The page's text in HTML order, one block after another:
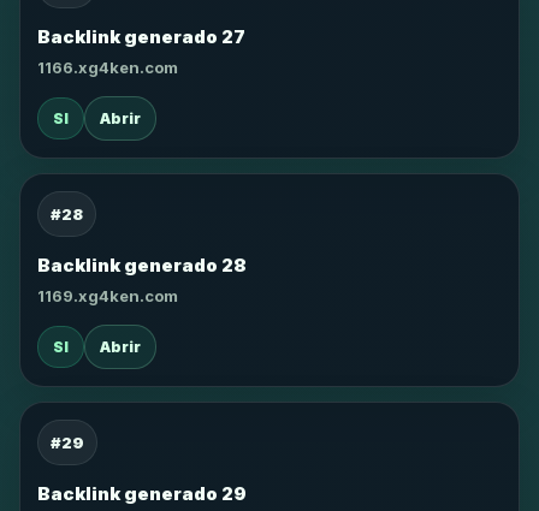
Backlink generado 27
1166.xg4ken.com
SI Abrir
#28
Backlink generado 28
1169.xg4ken.com
SI Abrir
#29
Backlink generado 29